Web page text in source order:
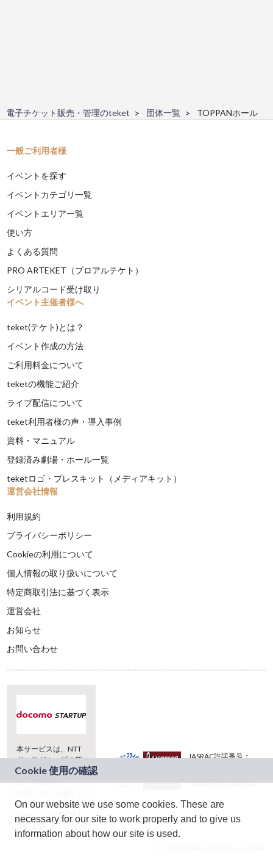
電子チケット販売・管理のteket 団体一覧 TOPPANホール
一般ご利用者様
イベントを探す
イベントカテゴリ一覧
イベントエリア一覧
使い方
よくある質問
PRO ARTEKET（プロアルテケト）
シリアルコード受け取り
イベント主催者様へ
teket(テケト)とは？
イベント作成の方法
ご利用料金について
teketの機能ご紹介
ライブ配信について
teket利用者様の声・導入事例
資料・マニュアル
登録済み劇場・ホール一覧
teketロゴ・プレスキット（メディアキット）
運営会社情報
利用規約
プライバシーポリシー
Cookieの利用について
個人情報の取り扱いについて
特定商取引法に基づく表示
運営会社
お知らせ
お問い合わせ
本サービスは、NTT
ドコモグループの新
規事業創出プログラ
ム「docomo
企画され、株式会社
teketにより運営され
JASRAC許諾番号：
9024936002Y45040
On our website we use some cookies. These are
necessary for our site to work properly and to give us
information about how our site is used.